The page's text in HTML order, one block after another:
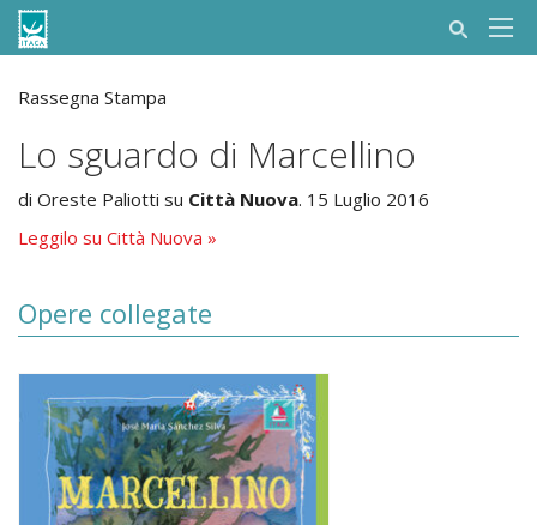
Rassegna Stampa
Lo sguardo di Marcellino
di Oreste Paliotti su Città Nuova. 15 Luglio 2016
Leggilo su Città Nuova »
Opere collegate